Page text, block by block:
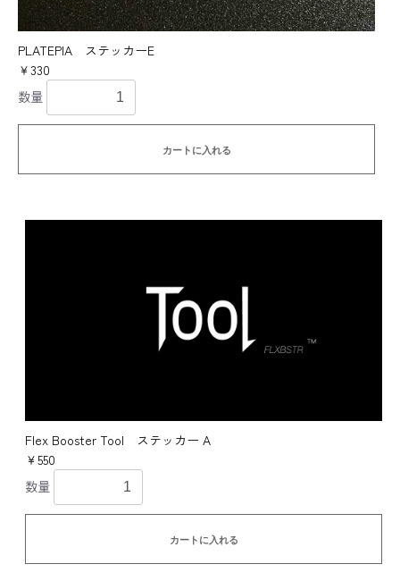
PLATEPIA ステッカーE
￥330
数量
カートに入れる
Flex Booster Tool ステッカー A
￥550
数量
カートに入れる